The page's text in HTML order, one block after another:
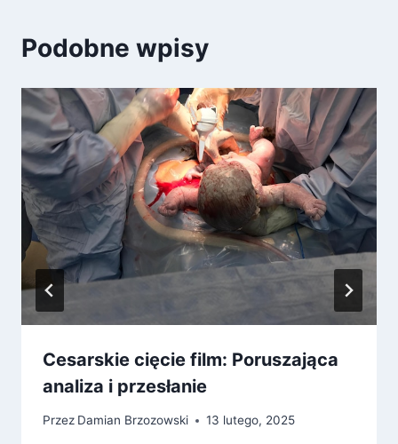
Podobne wpisy
Cesarskie cięcie film: Poruszająca
analiza i przesłanie
Przez Damian Brzozowski 13 lutego, 2025